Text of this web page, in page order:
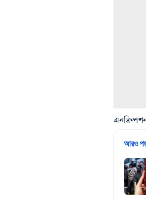
আরও